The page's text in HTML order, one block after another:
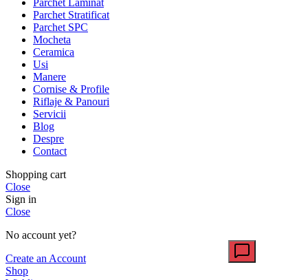
Parchet Laminat
Parchet Stratificat
Parchet SPC
Mocheta
Ceramica
Usi
Manere
Cornise & Profile
Riflaje & Panouri
Servicii
Blog
Despre
Contact
Shopping cart
Close
Sign in
Close
No account yet?
Create an Account
Shop